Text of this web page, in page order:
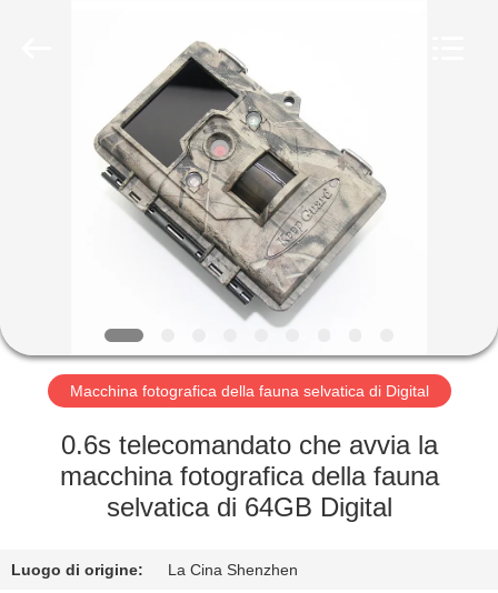
PRODOTTI
SU
DI
NOI
VISITA
Macchina fotografica della fauna selvatica di Digital
0.6s telecomandato che avvia la
macchina fotografica della fauna
selvatica di 64GB Digital
Luogo di origine: La Cina Shenzhen